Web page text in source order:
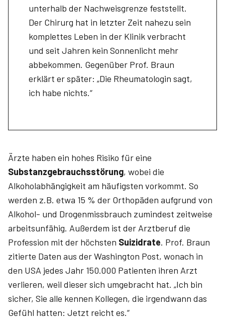
unterhalb der Nachweisgrenze feststellt.
Der Chirurg hat in letzter Zeit nahezu sein
komplettes Leben in der Klinik verbracht
und seit Jahren kein Sonnenlicht mehr
abbekommen. Gegenüber Prof. Braun
erklärt er später: „Die Rheumatologin sagt,
ich habe nichts.“
Ärzte haben ein hohes Risiko für eine
Substanzgebrauchsstörung, wobei die
Alkoholabhängigkeit am häufigsten vorkommt. So
werden z.B. etwa 15 % der Orthopäden aufgrund von
Alkohol- und Drogenmissbrauch zumindest zeitweise
arbeitsunfähig. Außerdem ist der Arztberuf die
Profession mit der höchsten Suizidrate. Prof. Braun
zitierte Daten aus der Washington Post, wonach in
den USA jedes Jahr 150.000 Patienten ihren Arzt
verlieren, weil dieser sich umgebracht hat. „Ich bin
sicher, Sie alle kennen Kollegen, die irgendwann das
Gefühl hatten: Jetzt reicht es.“